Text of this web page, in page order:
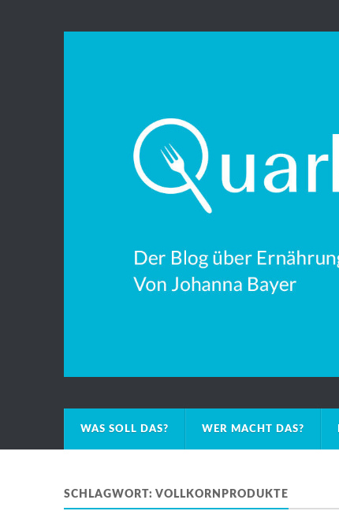
WAS SOLL DAS? WER MACHT DAS?
SCHLAGWORT: VOLLKORNPRODUKTE